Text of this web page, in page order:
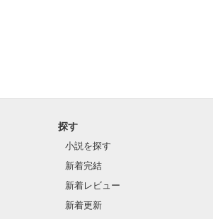
探す
小説を探す
新着完結
新着レビュー
新着更新